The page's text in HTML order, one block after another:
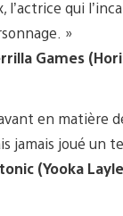
l’actrice qui
»
Games
en matière
jamais joué
(Yooka